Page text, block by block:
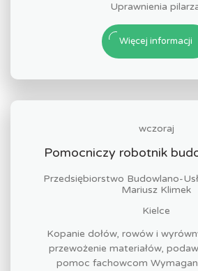
Uprawnienia
Więcej informacji
wczoraj
Pomocniczy robotnik
Przedsiębiorstwo Budowlano-
Mariusz Klimek
Kielce
Kopanie dołów, rowów i
przewożenie materiałów,
pomoc fachowcom